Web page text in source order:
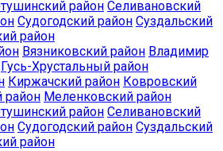
район Селивановский
Судогодский район Суздальский
район
Вязниковский район Владимир
Гусь-Хрустальный район
Киржачский район Ковровский
район Меленковский район
район Селивановский
Судогодский район Суздальский
район